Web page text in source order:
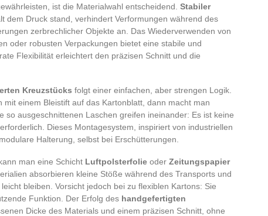
ist die Materialwahl entscheidend. Stabiler
dem Druck stand, verhindert Verformungen während des
zerbrechlicher Objekte an. Das Wiederverwenden von
oder robusten Verpackungen bietet eine stabile und
Flexibilität erleichtert den präzisen Schnitt und die
Kreuzstücks folgt einer einfachen, aber strengen Logik.
einem Bleistift auf das Kartonblatt, dann macht man
so ausgeschnittenen Laschen greifen ineinander: Es ist keine
Dieses Montagesystem, inspiriert von industriellen
Halterung, selbst bei Erschütterungen.
man eine Schicht Luftpolsterfolie oder Zeitungspapier
absorbieren kleine Stöße während des Transports und
bleiben. Vorsicht jedoch bei zu flexiblen Kartons: Sie
Funktion. Der Erfolg des handgefertigten
Dicke des Materials und einem präzisen Schnitt, ohne